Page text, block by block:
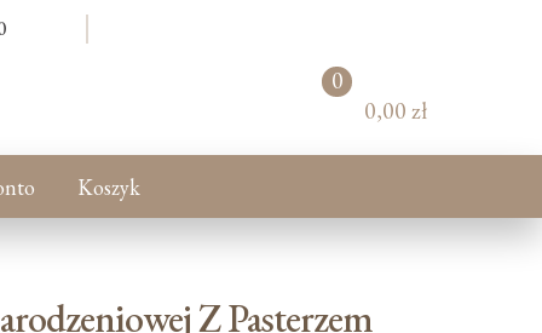
0
pr
uk
w
0,00 zł
Koszyk
Z Pasterzem